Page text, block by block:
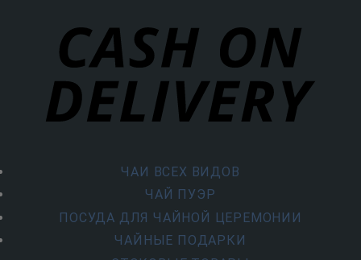
ЧАИ ВСЕХ ВИДОВ
ЧАЙ ПУЭР
ПОСУДА ДЛЯ ЧАЙНОЙ ЦЕРЕМОНИИ
ЧАЙНЫЕ ПОДАРКИ